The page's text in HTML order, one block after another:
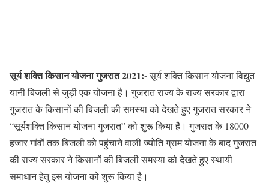
सूर्य शक्ति किसान योजना गुजरात 2021:-सूर्य शक्ति किसान योजना विद्युत
यानी बिजली से जुड़ी एक योजना है। गुजरात राज्य के राज्य सरकार द्वारा
गुजरात के किसानों की बिजली की समस्या को देखते हुए गुजरात सरकार ने
“सूर्यशक्ति किसान योजना गुजरात” को शुरू किया है। गुजरात के 18000
हजार गांवों तक बिजली को पहुंचाने वाली ज्योति ग्राम योजना के बाद गुजरात
की राज्य सरकार ने किसानों की बिजली समस्या को देखते हुए स्थायी
समाधान हेतु इस योजना को शुरू किया है।